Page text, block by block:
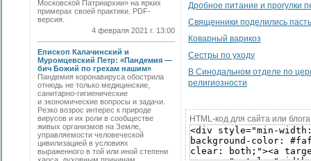
Московской Патриархии» на ярких
примерах своей практики. PDF-
версия.
4 февраля 2021 г. 13:00
Епископ Калачинский и
Муромцевский Петр: «Пандемия —
бич Божий по грехам нашим»
Пандемия коронавируса обострила
отнюдь не только медицинские,
санитарно-гигиенические
и экономические вопросы и задачи.
Резко возрос интерес к природе
вирусов и их роли в сообществе
живых организмов на Земле,
управляемости человеческой
цивилизацией в условиях
выраженного в той или иной степени
Дробное питание и прогулки
Священники поделились
Коварный варикоз
Сестры по уходу
В Синодальном отделе по
религиозности
HTML-код для сайта или